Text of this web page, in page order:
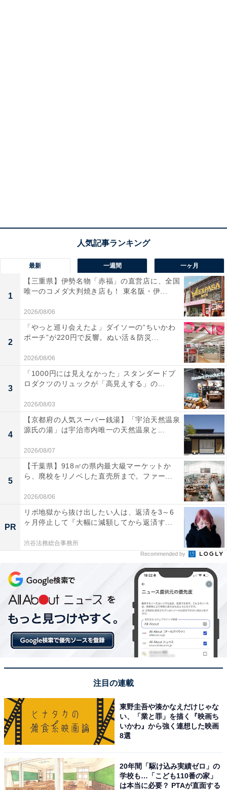
最新 一週間 一ヶ月
1
【三重県】伊勢名物「赤福」の直営店に、全国
唯一のコメダ大判焼き店も！ 東名阪・伊...
2026/08/06
2
「やっと巡り会えたよ」ダイソーの“ちいかわ
ポーチ”が220円で反響。ぬい活＆防災...
2026/08/06
3
「1000円には見えなかった」スタンダードプ
ロダクツのリュックが「高見えする」の...
2026/08/03
4
【京都府の人気スーパー銭湯】「宇治天然温泉
源氏の湯」は宇治市内唯一の天然温泉と...
2026/08/07
5
【千葉県】918㎡の県内最大級マーケットか
ら、廃校をリノベした直売所まで。ファー...
2026/08/06
PR
リボ地獄から抜け出したい人は、返済を3～6
ヶ月停止して『大幅に減額してから返済す...
渋谷法務総合事務所
Recommended by
注目の連載
東野圭吾や湊かなえだけじゃな
い、「業と罪」を描く『映画ち
いかわ』から強く連想した映画
8選
20年間「駆け込み実績ゼロ」の
学校も…「こども110番の家」
は本当に必要？ PTAが直面する